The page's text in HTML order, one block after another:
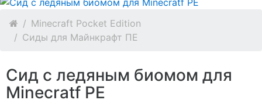
Minecraft Pocket Edition
Сиды для Майнкрафт ПЕ
Сид с ледяным биомом для
Minecratf PE